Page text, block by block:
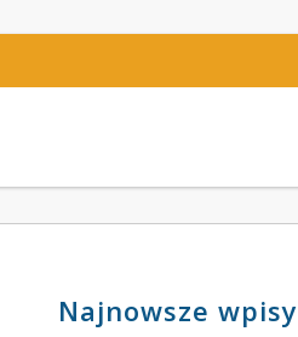
Najnowsze wpisy